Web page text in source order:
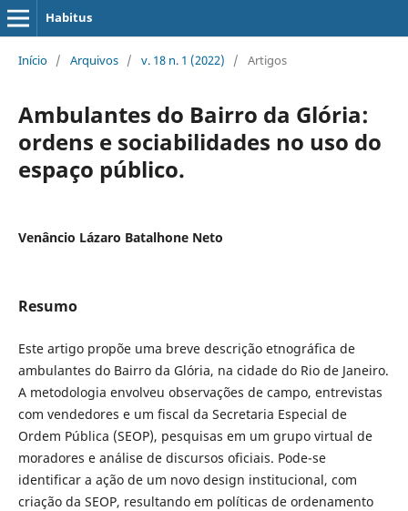
Habitus
Início / Arquivos / v. 18 n. 1 (2022) / Artigos
Ambulantes do Bairro da Glória:
ordens e sociabilidades no uso do
espaço público.
Venâncio Lázaro Batalhone Neto
Resumo
Este artigo propõe uma breve descrição etnográfica de
ambulantes do Bairro da Glória, na cidade do Rio de Janeiro.
A metodologia envolveu observações de campo, entrevistas
com vendedores e um fiscal da Secretaria Especial de
Ordem Pública (SEOP), pesquisas em um grupo virtual de
moradores e análise de discursos oficiais. Pode-se
identificar a ação de um novo design institucional, com
criação da SEOP, resultando em políticas de ordenamento